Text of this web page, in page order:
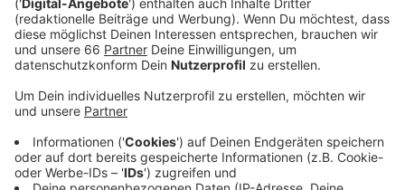
von sieben Tagen.
Veröffentlicht:Mittwoch, 16.11.2022 04:32
Anzeige
Dieser Wert ist heute (16.November 2022) bei uns in
der Stadt um fast 4 (3,6) Punkte auf 238,7 gesunken.